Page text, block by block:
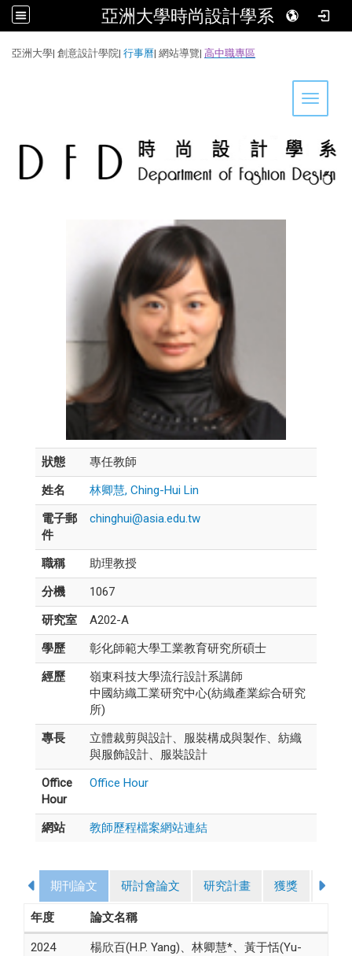
亞洲大學時尚設計學系
亞洲大學| 創意設計學院| 行事曆| 網站導覽| 高中職專區
Toggle
狀態
專任教師
姓名
林卿慧, Ching-Hui Lin
電子郵
件
chinghui@asia.edu.tw
職稱
助理教授
分機
1067
研究室
A202-A
學歷
彰化師範大學工業教育研究所碩士
經歷
嶺東科技大學流行設計系講師
中國紡織工業研究中心(紡織產業綜合研究
所)
專長
立體裁剪與設計、服裝構成與製作、紡織
與服飾設計、服裝設計
Office
Hour
Office Hour
網站 教師歷程檔案網站連結
期刊論文 研討會論文 研究計畫 獲獎 授課
年度 論文名稱
2024
楊欣百(H.P. Yang)、林卿慧*、黃于恬(Yu-